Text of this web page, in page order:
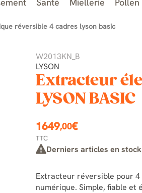
réversible 4 cadres lyson basic
W2013KN_B
LYSON
Extracteur
LYSON BASIC
1649,00€
TTC
Derniers articles en stock
Extracteur réversible pour
numérique. Simple, fiable et